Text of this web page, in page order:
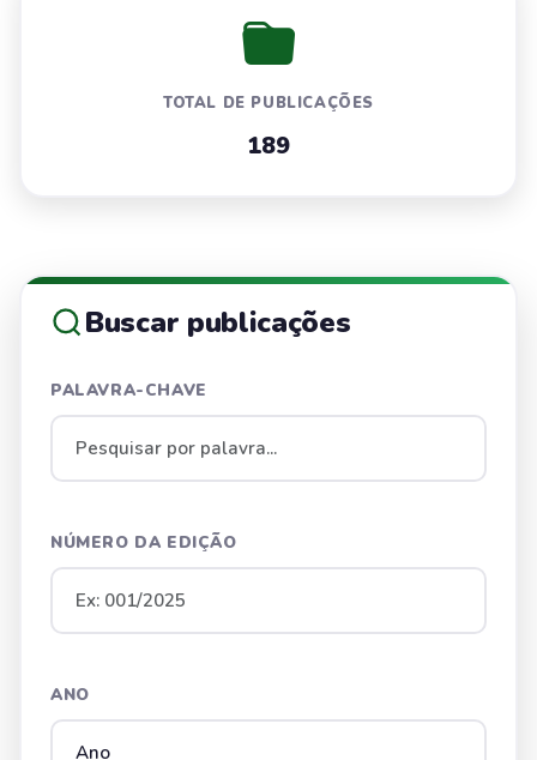
TOTAL DE PUBLICAÇÕES
189
Buscar publicações
PALAVRA-CHAVE
NÚMERO DA EDIÇÃO
ANO